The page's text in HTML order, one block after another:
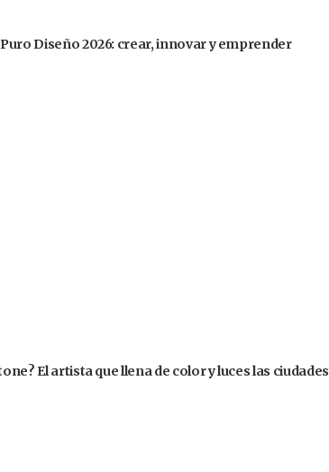
Diseño 2026: crear, innovar y emprender
El artista que llena de color y luces las ciudades